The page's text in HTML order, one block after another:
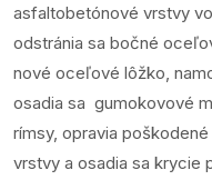
asfaltobetónové vrstvy
odstránia sa bočné
nové oceľové lôžko,
osadia sa gumokovové
rímsy, opravia
vrstvy a osadia sa krycie